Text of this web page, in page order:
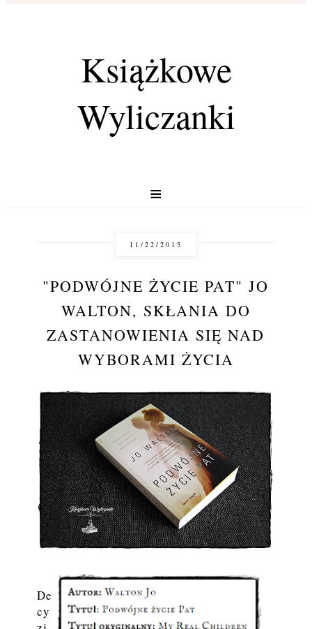
Książkowe
Wyliczanki
≡
11/22/2015
"PODWÓJNE ŻYCIE PAT" JO
WALTON, SKŁANIA DO
ZASTANOWIENIA SIĘ NAD
WYBORAMI ŻYCIA
De
cy